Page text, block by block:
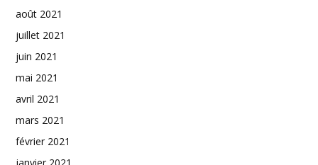
août 2021
juillet 2021
juin 2021
mai 2021
avril 2021
mars 2021
février 2021